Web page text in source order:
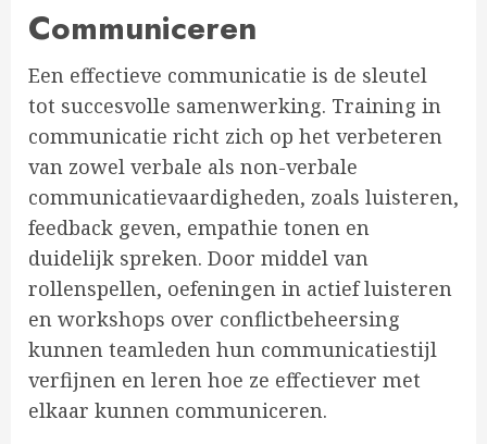
Communiceren
Een effectieve communicatie is de sleutel
tot succesvolle samenwerking. Training in
communicatie richt zich op het verbeteren
van zowel verbale als non-verbale
communicatievaardigheden, zoals luisteren,
feedback geven, empathie tonen en
duidelijk spreken. Door middel van
rollenspellen, oefeningen in actief luisteren
en workshops over conflictbeheersing
kunnen teamleden hun communicatiestijl
verfijnen en leren hoe ze effectiever met
elkaar kunnen communiceren.